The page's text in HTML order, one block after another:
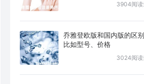
3904阅读
乔雅登欧版和国内版的区
比如型号、价格
3024阅读